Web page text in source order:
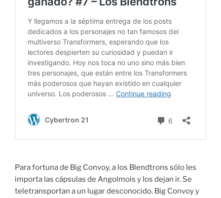
Para fortuna de Big Convoy, a los Blendtrons sólo les
importa las cápsulas de Angolmois y los dejan ir. Se
teletransportan a un lugar desconocido. Big Convoy y